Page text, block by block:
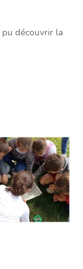
pu découvrir la